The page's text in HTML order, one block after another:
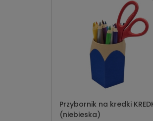
Przybornik na kredki
(niebieska)